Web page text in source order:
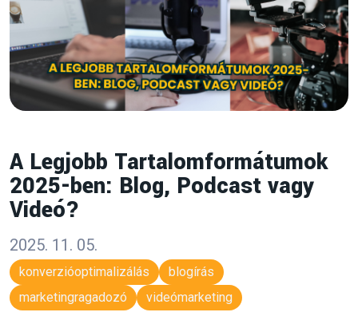
A Legjobb Tartalomformátumok
2025-ben: Blog, Podcast vagy
Videó?
2025. 11. 05.
konverzióoptimalizálás
blogírás
marketingragadozó
videómarketing